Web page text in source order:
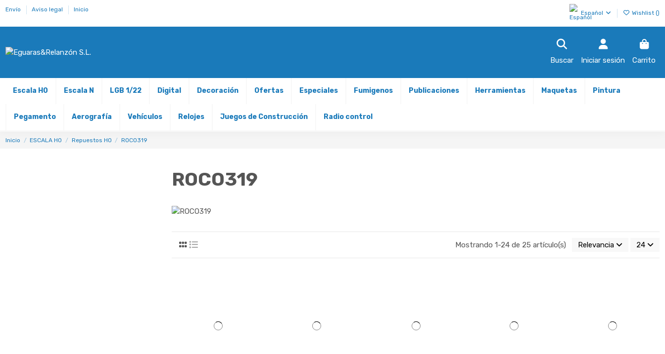
Envío Aviso legal Inicio
Español Wishlist ()
Buscar Iniciar sesión Carrito
Escala H0 Escala N LGB 1/22 Digital Decoración Ofertas Especiales Fumigenos Publicaciones Herramientas Maquetas Pintura
Pegamento Aerografía Vehículos Relojes Juegos de Construcción Radio control
Inicio ESCALA H0 Repuestos HO ROCO319
ROCO319
Mostrando 1-24 de 25 artículo(s) Relevancia 24